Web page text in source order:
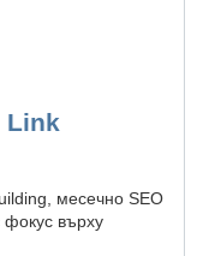
Link
месечно SEO
върху